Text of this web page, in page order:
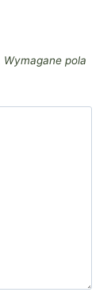
Wymagane pola